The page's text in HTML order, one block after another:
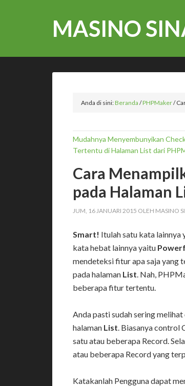
MASINO
Anda di sini:Beranda /PHPMaker/
Mudahnya Menyembunyikan
Tertentu di Halaman List dari
Cara
pada Halaman
JUM, 16 JANUARI 2015 OLEH MASINO
Smart! Itulah satu kata
kata hebat lainnya yaitu
mendeteksi fitur apa saja yang
pada halaman List. Nah,
beberapa fitur tertentu.
Anda pasti sudah sering
halaman List. Biasanya control
satu atau beberapa Record.
atau beberapa Record yang
Katakanlah Pengguna dapat